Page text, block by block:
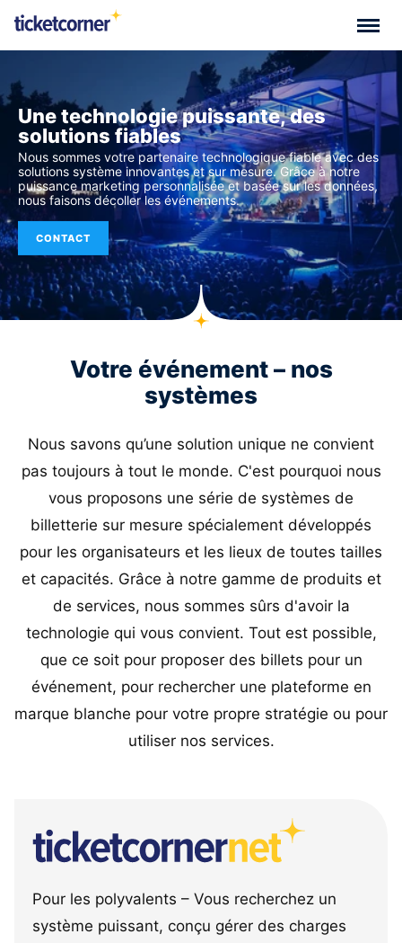
Une technologie puissante, des
solutions fiables
Nous sommes votre partenaire technologique fiable avec des
solutions système innovantes et sur mesure. Grâce à notre
puissance marketing personnalisée et basée sur les données,
nous faisons décoller les événements.
CONTACT
Votre événement – ​​nos
systèmes
Nous savons qu’une solution unique ne convient
pas toujours à tout le monde. C'est pourquoi nous
vous proposons une série de systèmes de
billetterie sur mesure spécialement développés
pour les organisateurs et les lieux de toutes tailles
et capacités. Grâce à notre gamme de produits et
de services, nous sommes sûrs d'avoir la
technologie qui vous convient. Tout est possible,
que ce soit pour proposer des billets pour un
événement, pour rechercher une plateforme en
marque blanche pour votre propre stratégie ou pour
utiliser nos services.
Pour les polyvalents – Vous recherchez un
système puissant, conçu gérer des charges